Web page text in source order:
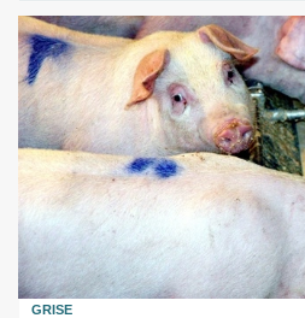
GRISE